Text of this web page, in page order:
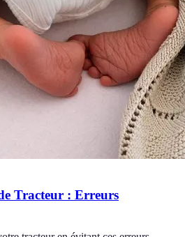
Tracteur : Erreurs